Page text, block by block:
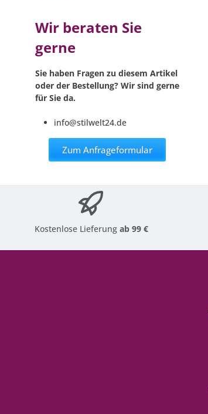
Wir beraten Sie
gerne
Sie haben Fragen zu diesem Artikel
oder der Bestellung? Wir sind gerne
für Sie da.
info@stilwelt24.de
Zum Anfrageformular
Kostenlose Lieferungab 99 €